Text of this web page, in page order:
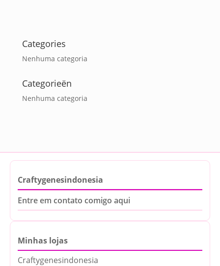
Categories
Nenhuma categoria
Categorieën
Nenhuma categoria
Craftygenesindonesia
Entre em contato comigo aqui
Minhas lojas
Craftygenesindonesia